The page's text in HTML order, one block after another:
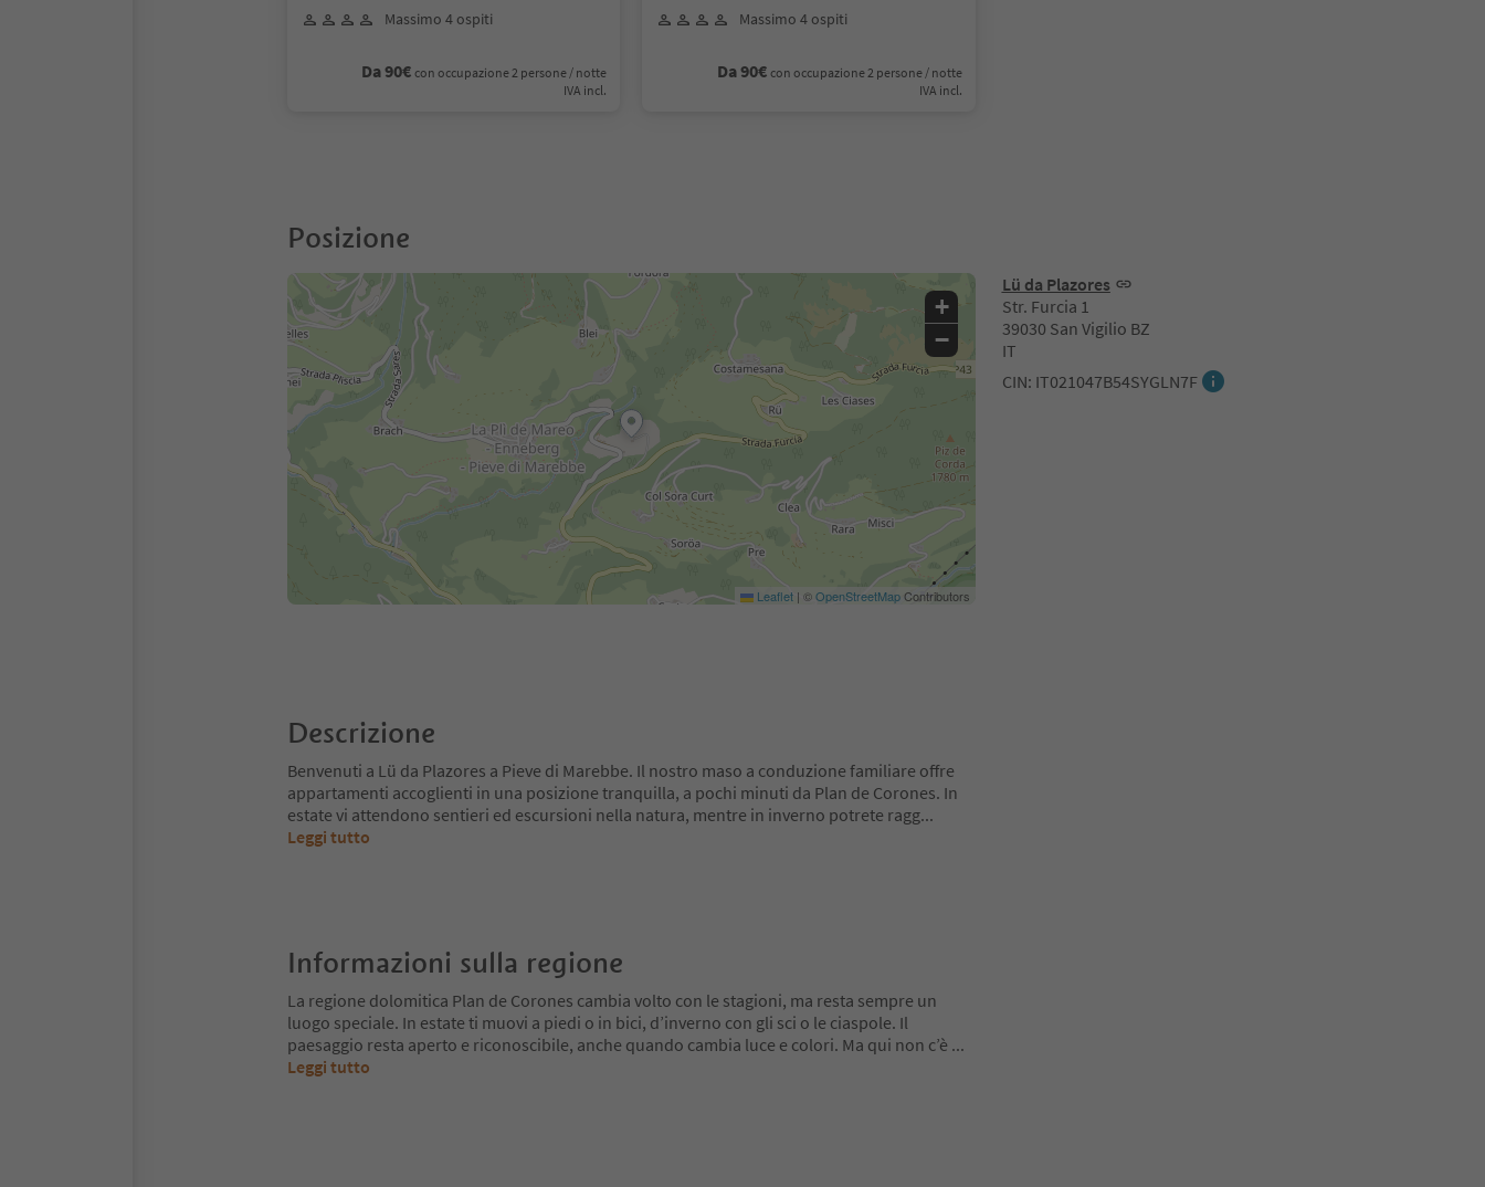
Massimo 4 ospiti
Da 90€ con occupazione 2 persone / notte
IVA incl.
Massimo 4 ospiti
Da 90€ con occupazione 2 persone / notte
IVA incl.
Posizione
Lü da Plazores
Str. Furcia 1
39030 San Vigilio BZ
IT
CIN: IT021047B54SYGLN7F
+
−
Leaflet | ©OpenStreetMapContributors
Descrizione
Benvenuti a Lü da Plazores a Pieve di Marebbe. Il nostro maso a conduzione familiare offre
appartamenti accoglienti in una posizione tranquilla, a pochi minuti da Plan de Corones. In
estate vi attendono sentieri ed escursioni nella natura, mentre in inverno potrete ragg...
Leggi tutto
Informazioni sulla regione
La regione dolomitica Plan de Corones cambia volto con le stagioni, ma resta sempre un
luogo speciale. In estate ti muovi a piedi o in bici, d’inverno con gli sci o le ciaspole. Il
paesaggio resta aperto e riconoscibile, anche quando cambia luce e colori. Ma qui non c’è ...
Leggi tutto